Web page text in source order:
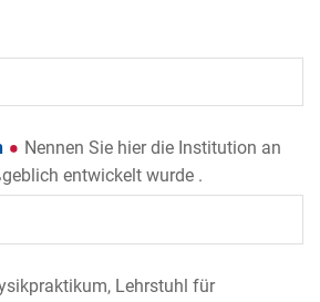
Nennen Sie hier die Institution an
entwickelt wurde .
Lehrstuhl für